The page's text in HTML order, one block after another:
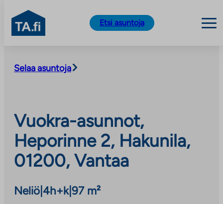
sisältöön
TA.fi
Etsi asuntoja
Selaa asuntoja
Vuokra-asunnot,
Heporinne 2, Hakunila,
01200, Vantaa
Neliö 4h+k|97 m²